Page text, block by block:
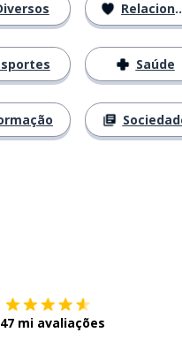
Relacionamentos
Saúde
mi avaliações